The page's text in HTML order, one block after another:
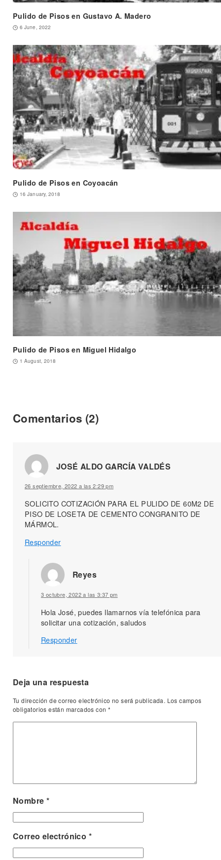
Pulido de Pisos en Gustavo A. Madero
6 June, 2022
Pulido de Pisos en Coyoacán
16 January, 2018
Pulido de Pisos en Miguel Hidalgo
1 August, 2018
Comentarios (2)
JOSÉ ALDO GARCÍA VALDÉS
26 septiembre, 2022 a las 2:29 pm
SOLICITO COTIZACIÓN PARA EL PULIDO DE 60M2 DE
PISO DE LOSETA DE CEMENTO CONGRANITO DE
MÁRMOL.
Responder
Reyes
3 octubre, 2022 a las 3:37 pm
Hola José, puedes llamarnos vía telefónica para
solicitar una cotización, saludos
Responder
Deja una respuesta
Tu dirección de correo electrónico no será publicada. Los campos
obligatorios están marcados con *
Nombre *
Correo electrónico *